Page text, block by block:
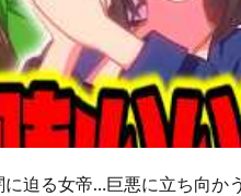
に迫る女帝…巨悪に立ち向か